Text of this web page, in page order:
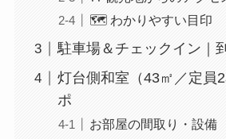
🗺️ わかりやすい目印
駐車場＆チェックイン｜
灯台側和室（43㎡／定員
ポ
お部屋の間取り・設備